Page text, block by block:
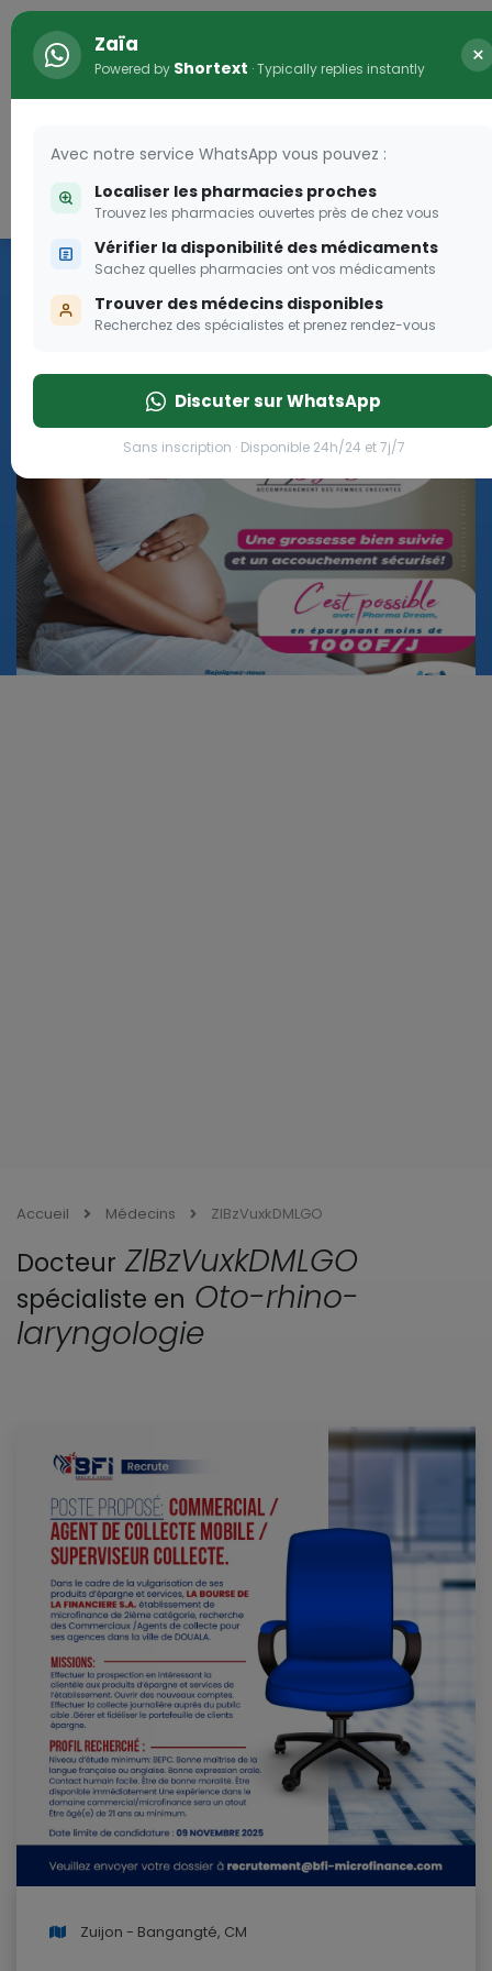
Connexion
Programme OLGA-ESTHER
Rejoignez le programme Olga Esther pour les femmes
enceintes
Rejoignez le programme Olga Esther pour les
Accueil Médecins ZlBzVuxkDMLGO
Docteur ZlBzVuxkDMLGO
spécialiste en Oto-rhino-
laryngologie
Zuijon - Bangangté, CM
Zaïa
Powered by Shortext · Typically replies instantly ×
Avec notre service WhatsApp vous pouvez :
Localiser les pharmacies proches
Trouvez les pharmacies ouvertes près de chez vous
Vérifier la disponibilité des médicaments
Sachez quelles pharmacies ont vos médicaments
Trouver des médecins disponibles
Recherchez des spécialistes et prenez rendez-vous
Discuter sur WhatsApp
Sans inscription · Disponible 24h/24 et 7j/7